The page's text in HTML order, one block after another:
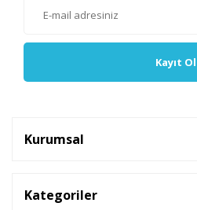
Kayıt Ol
Kurumsal
Kategoriler